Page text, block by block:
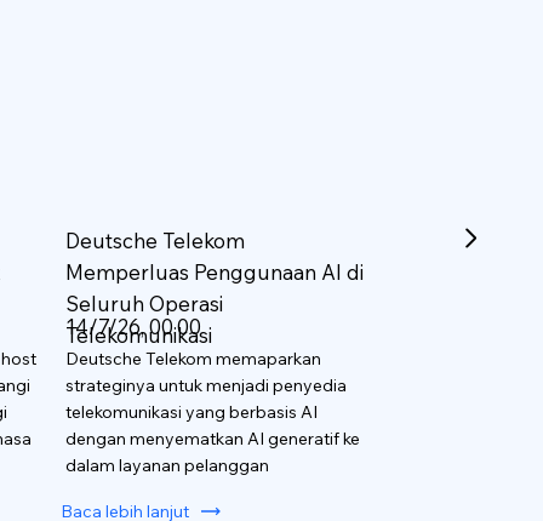
Deutsche Telekom
Memperluas Penggunaan AI di
Seluruh Operasi
Telekomunikasi
14/7/26, 00.00
Deutsche Telekom memaparkan
strateginya untuk menjadi penyedia
telekomunikasi yang berbasis AI
dengan menyematkan AI generatif ke
dalam layanan pelanggan
Baca lebih lanjut